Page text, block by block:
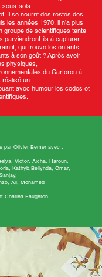
sous-sols
Il se nourrit des restes des
les années 1970, il n’a plus
groupe de scientifiques tente
parviendront-ils à capturer
qui trouve les enfants
à son goût ?Après avoir
physiques,
du Cartorou à
réalisé un
avec humour les codes et
par Olivier Bémer avec :
Victor, Aïcha, Haroun,
Kathyb,Bellynda, Omar,
Sanjay,
Ali, Mohamed
Charles Faugeron